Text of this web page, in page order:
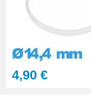
4,90 €